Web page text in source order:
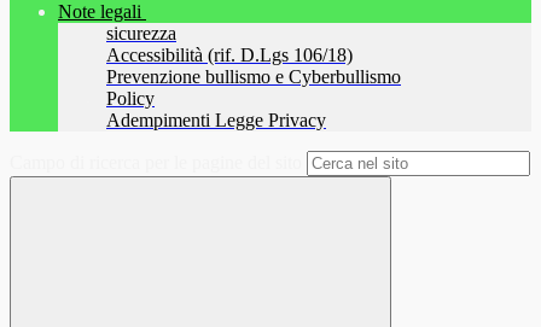
Note legali
sicurezza
Accessibilità (rif. D.Lgs 106/18)
Prevenzione bullismo e Cyberbullismo
Policy
Adempimenti Legge Privacy